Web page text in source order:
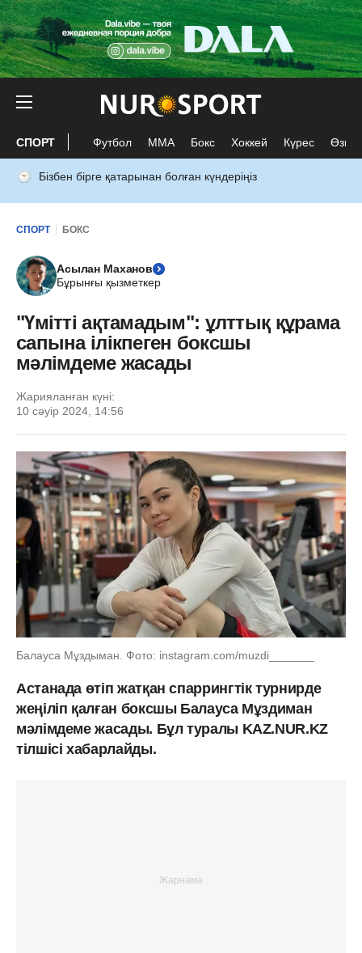
СПОРТ Футбол ММА Бокс Хоккей Күрес Өзге
Бізбен бірге қатарынан болған күндеріңіз
СПОРТ БОКС
Асылан Маханов
Бұрынғы қызметкер
"Үмітті ақтамадым": ұлттық құрама
сапына ілікпеген боксшы
мәлімдеме жасады
Жарияланған күні:
10 сәуір 2024, 14:56
Балауса Мұздыман. Фото: instagram.com/muzdi_______
Астанада өтіп жатқан спаррингтік турнирде
жеңіліп қалған боксшы Балауса Мұздиман
мәлімдеме жасады. Бұл туралы KAZ.NUR.KZ
тілшісі хабарлайды.